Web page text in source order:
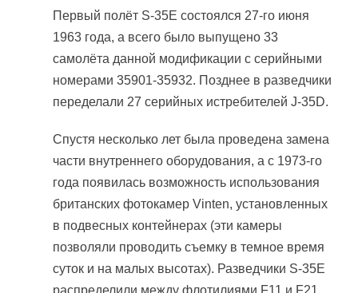
Первый полёт S-35E состоялся 27-го июня
1963 года, а всего было выпущено 33
самолёта данной модификации с серийными
номерами 35901-35932. Позднее в разведчики
переделали 27 серийных истребителей J-35D.
Спустя несколько лет была проведена замена
части внутреннего оборудования, а с 1973-го
года появилась возможность использования
британских фотокамер Vinten, установленных
в подвесных контейнерах (эти камеры
позволяли проводить съемку в темное время
суток и на малых высотах). Разведчики S-35E
распределили между флотилиями F11 и F21.